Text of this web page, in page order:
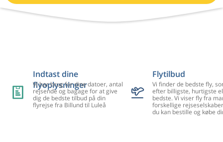
Indtast dine
flyoplysninger
Vi har brug for dine datoer, antal
rejsende og bagage for at give
dig de bedste tilbud på din
flyrejse fra Billund til Luleå
Flytilbud
Vi finder de bedste fly,
efter billigste, hurtigste
bedste. Vi viser fly fra
forskellige
du kan bestille og købe